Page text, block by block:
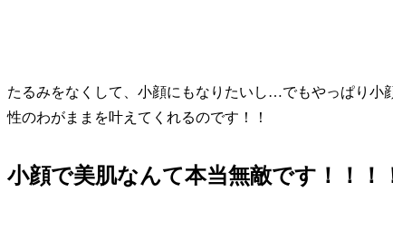
たるみをなくして、小顔にもなりたいし…でもやっぱり小
性のわがままを叶えてくれるのです！！
小顔で美肌なんて本当無敵です！！！